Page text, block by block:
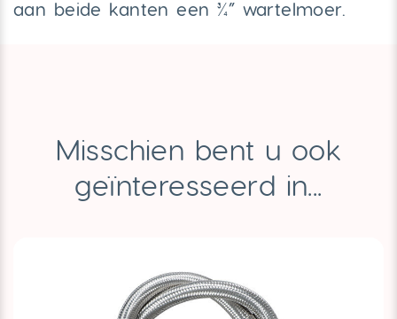
aan beide kanten een ¾” wartelmoer.
Misschien bent u ook
geïnteresseerd in...